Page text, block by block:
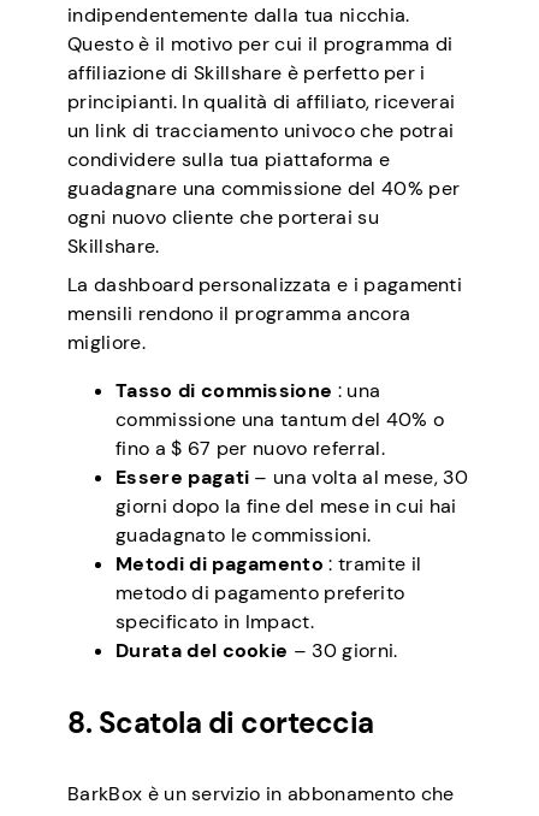
indipendentemente dalla tua nicchia.
Questo è il motivo per cui il programma di
affiliazione di Skillshare è perfetto per i
principianti. In qualità di affiliato, riceverai
un link di tracciamento univoco che potrai
condividere sulla tua piattaforma e
guadagnare una commissione del 40% per
ogni nuovo cliente che porterai su
Skillshare.
La dashboard personalizzata e i pagamenti
mensili rendono il programma ancora
migliore.
Tasso di commissione : una
commissione una tantum del 40% o
fino a $ 67 per nuovo referral.
Essere pagati – una volta al mese, 30
giorni dopo la fine del mese in cui hai
guadagnato le commissioni.
Metodi di pagamento : tramite il
metodo di pagamento preferito
specificato in Impact.
Durata del cookie – 30 giorni.
8. Scatola di corteccia
BarkBox è un servizio in abbonamento che